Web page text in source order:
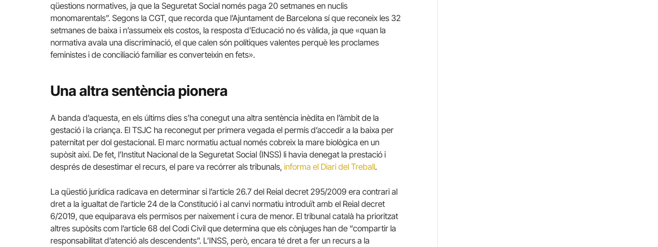
qüestions normatives, ja que la Seguretat Social només paga 20 setmanes en nuclis
monomarentals”. Segons la CGT, que recorda que l’Ajuntament de Barcelona sí que reconeix les 32
setmanes de baixa i n’assumeix els costos, la resposta d’Educació no és vàlida, ja que «quan la
normativa avala una discriminació, el que calen són polítiques valentes perquè les proclames
feministes i de conciliació familiar es converteixin en fets».
Una altra sentència pionera
A banda d’aquesta, en els últims dies s’ha conegut una altra sentència inèdita en l’àmbit de la
gestació i la criança. El TSJC ha reconegut per primera vegada el permís d’accedir a la baixa per
paternitat per dol gestacional. El marc normatiu actual només cobreix la mare biològica en un
supòsit així. De fet, l’Institut Nacional de la Seguretat Social (INSS) li havia denegat la prestació i
després de desestimar el recurs, el pare va recórrer als tribunals, informa el Diari del Treball.
La qüestió jurídica radicava en determinar si l’article 26.7 del Reial decret 295/2009 era contrari al
dret a la igualtat de l’article 24 de la Constitució i al canvi normatiu introduït amb el Reial decret
6/2019, que equiparava els permisos per naixement i cura de menor. El tribunal català ha prioritzat
altres supòsits com l’article 68 del Codi Civil que determina que els cònjuges han de “compartir la
responsabilitat d’atenció als descendents”. L’INSS, però, encara té dret a fer un recurs a la